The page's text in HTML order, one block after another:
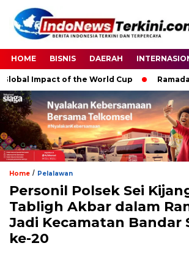
HOME BISNIS DAERAH
Impact of the World Cup Ramadan:
Home / Pelalawan
Personil Polsek Sei
Tabligh Akbar dalam
Jadi Kecamatan Bandar
ke-20